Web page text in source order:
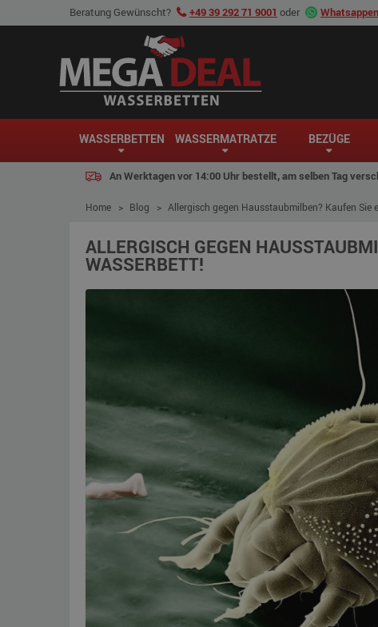
Beratung Gewünscht? +49 39 292 71 9001 oder
WASSERBETTEN WASSERMATRATZE BEZÜGE
An Werktagen vor 14:00 Uhr bestellt, am selben Tag
Home > Blog > Allergisch gegen Hausstaubmilben? Kaufen Sie
ALLERGISCH GEGEN
WASSERBETT!